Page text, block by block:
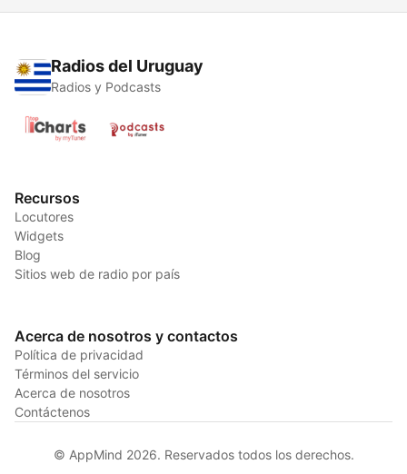
Radios del Uruguay
Radios y Podcasts
Recursos
Locutores
Widgets
Blog
Sitios web de radio por país
Acerca de nosotros y contactos
Política de privacidad
Términos del servicio
Acerca de nosotros
Contáctenos
© AppMind 2026. Reservados todos los derechos.